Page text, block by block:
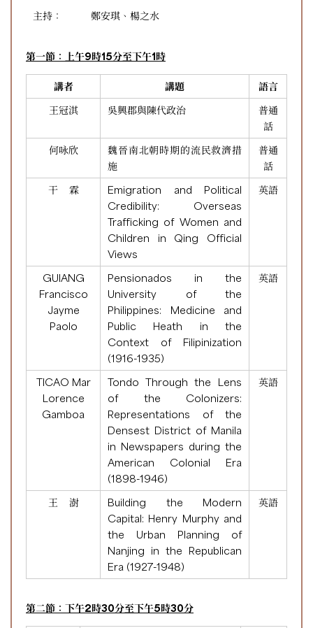
主持：
鄭安琪、楊之水
第一節：上午9時15分至下午1時
講者 講題
語言
王冠淇
吳興郡與陳代政治
普通
話
何咏欣
魏晉南北朝時期的流民救濟措
施
普通
話
干 霖
Emigration and Political
Credibility: Overseas
Trafficking of Women and
Children in Qing Official
Views
英語
GUIANG
Francisco
Jayme
Paolo
Pensionados in the
University of the
Philippines: Medicine and
Public Heath in the
Context of Filipinization
(1916-1935)
英語
TICAO Mar
Lorence
Gamboa
Tondo Through the Lens
of the Colonizers:
Representations of the
Densest District of Manila
in Newspapers during the
American Colonial Era
(1898-1946)
英語
王 澍
Building the Modern
Capital: Henry Murphy and
the Urban Planning of
Nanjing in the Republican
Era (1927-1948)
英語
第二節：下午2時30分至下午5時30分